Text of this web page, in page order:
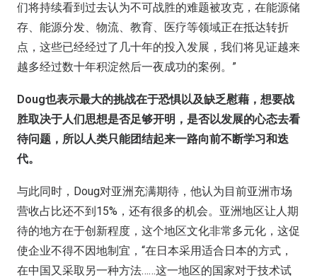
们将持续看到过去认为不可战胜的难题被攻克，在能源储
存、能源分发、物流、教育、医疗等领域正在抵达转折
点，这些已经经过了几十年的投入发展，我们将见证越来
越多经过数十年积淀然后一夜成功的案例。”
Doug也表示最大的挑战在于恐惧以及缺乏慰藉，想要战
胜取决于人们思想是否足够开明，是否以发展的心态去看
待问题，所以人类只能团结起来一路向前不断学习和迭
代。
与此同时，Doug对亚洲充满期待，他认为目前亚洲市场
营收占比还不到15%，还有很多的机会。亚洲地区让人期
待的地方在于创新程度，这个地区文化非常多元化，这促
使企业不得不因地制宜，“在日本采用适合日本的方式，
在中国又采取另一种方法……这一地区的国家对于技术试